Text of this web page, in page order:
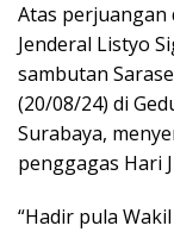
Atas perjuangan
Jenderal Listyo
sambutan
(20/08/24) di
Surabaya,
penggagas Hari
“Hadir pula